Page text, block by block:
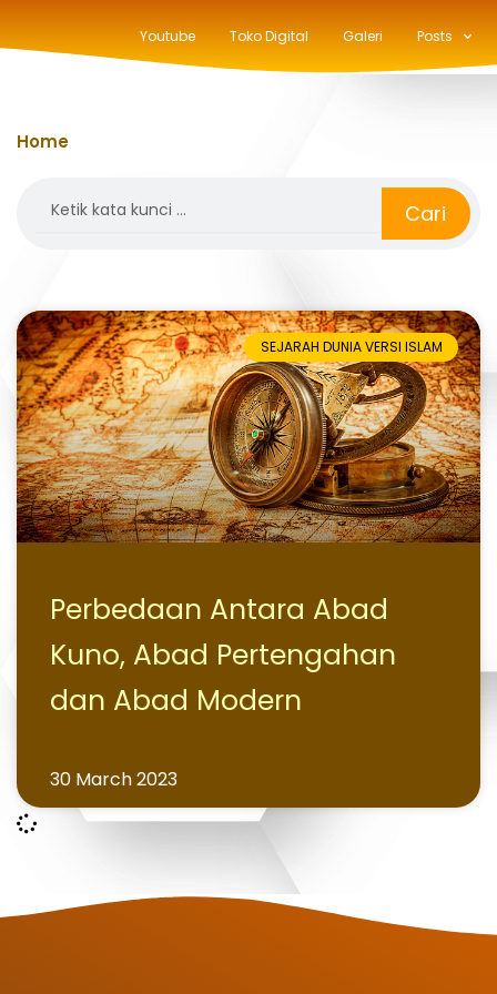
Youtube Toko Digital Galeri Posts
Home
Cari
SEJARAH DUNIA VERSI ISLAM
Perbedaan Antara Abad
Kuno, Abad Pertengahan
dan Abad Modern
30 March 2023